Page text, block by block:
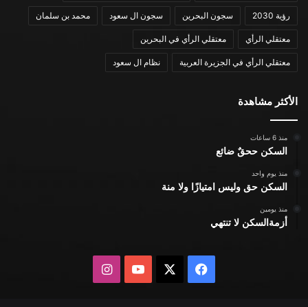
رؤية 2030 سجون البحرين سجون ال سعود محمد بن سلمان
معتقلي الرأي معتقلي الرأي في البحرين
معتقلي الرأي في الجزيرة العربية نظام ال سعود
الأكثر مشاهدة
منذ 6 ساعات
السكن ححقٌ ضائع
منذ يوم واحد
السكن حق وليس امتيازًا ولا منة
منذ يومين
أزمةالسكن لا تنتهي
فيسبوك يوتيوبانستقرام